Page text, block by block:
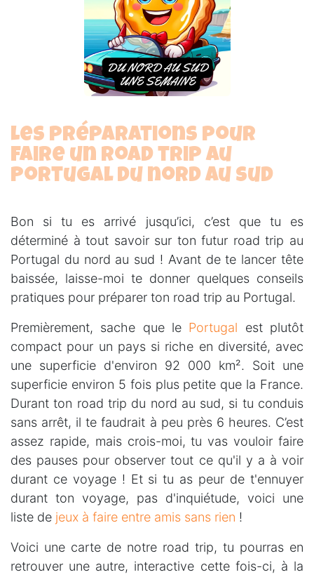
Les préparations pour
faire un road trip au
Portugal du nord au sud
Bon si tu es arrivé jusqu’ici, c’est que tu es
déterminé à tout savoir sur ton futur road trip au
Portugal du nord au sud ! Avant de te lancer tête
baissée, laisse-moi te donner quelques conseils
pratiques pour préparer ton road trip au Portugal.
Premièrement, sache que le Portugal est plutôt
compact pour un pays si riche en diversité, avec
une superficie d'environ 92 000 km². Soit une
superficie environ 5 fois plus petite que la France.
Durant ton road trip du nord au sud, si tu conduis
sans arrêt, il te faudrait à peu près 6 heures. C’est
assez rapide, mais crois-moi, tu vas vouloir faire
des pauses pour observer tout ce qu'il y a à voir
durant ce voyage ! Et si tu as peur de t'ennuyer
durant ton voyage, pas d'inquiétude, voici une
liste de jeux à faire entre amis sans rien !
Voici une carte de notre road trip, tu pourras en
retrouver une autre, interactive cette fois-ci, à la